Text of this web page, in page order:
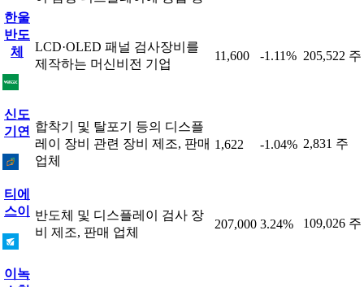
한울
반도
체
LCD·OLED 패널 검사장비를
제작하는 머신비전 기업
11,600 -1.11% 205,522 주
신도
기연 합착기 및 탈포기 등의 디스플
레이 장비 관련 장비 제조, 판매
업체
1,622 -1.04% 2,831 주
티에
스이
반도체 및 디스플레이 검사 장
비 제조, 판매 업체
207,000 3.24% 109,026 주
이녹